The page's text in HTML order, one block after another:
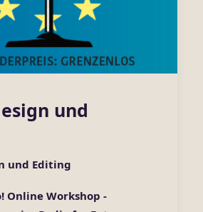
und
und Editing
Online Workshop -